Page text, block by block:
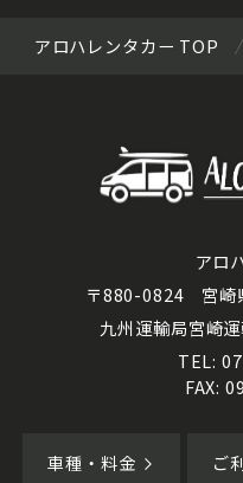
アロハレンタカー TOP
アロ
〒880-0824 宮崎
九州運輸局宮崎
TEL:
FAX:
車種・料金 ご